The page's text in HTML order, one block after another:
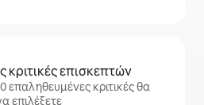
κριτικές επισκεπτών
κριτικές θα
επιλέξετε